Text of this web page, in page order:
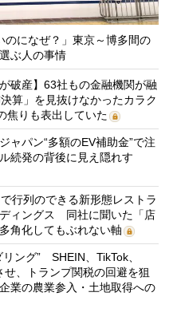
のになぜ？」東京～博多間の
ぶ人の事情
破産】63社もの金融機関が融
算」を見抜けなかったカラク
焦りも表出していた
ャパン“多額のEV補助金”で注
続発の背後に見え隠れす
行列のできる新形態レストラ
ィングス 同社に聞いた「店
角化してもぶれない軸
ング” SHEIN、TikTok、
、トランプ関税の回避を狙
業の農業参入・土地取得への